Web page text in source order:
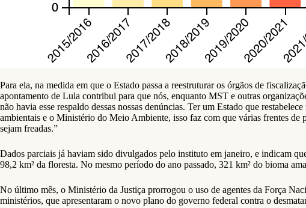
Para ela, na medida em que o Estado passa a reestruturar os órgãos de
apontamento de Lula contribui para que nós, enquanto MST e outras
não havia esse respaldo dessas nossas denúncias. Ter um Estado que
ambientais e o Ministério do Meio Ambiente, isso faz com que várias frentes de
sejam freadas.”
Dados parciais já haviam sido divulgados pelo instituto em janeiro, e indicam
98,2 km² da floresta. No mesmo período do ano passado, 321 km² do bioma
No último mês, o Ministério da Justiça prorrogou o uso de agentes da Força
ministérios, que apresentaram o novo plano do governo federal contra o